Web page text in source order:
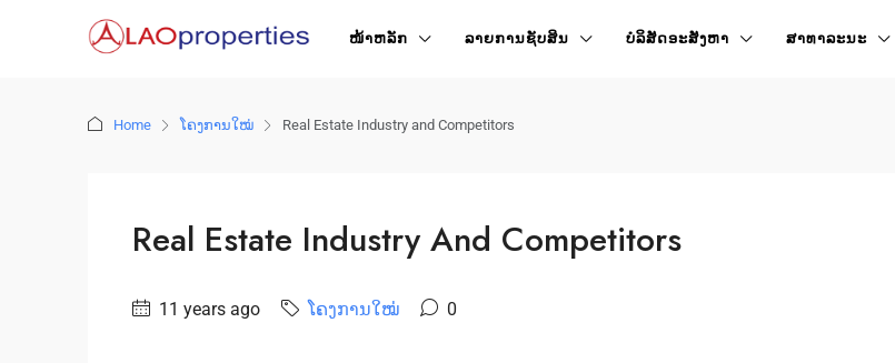
ໜ້າ​ຫລັກ ລາຍການຊັບສິນ ບໍລິສັດອະສັງຫາ ສາທາລະນະ
Home ໂຄງການໃໝ່ Real Estate Industry and Competitors
Real Estate Industry And Competitors
11 years ago ໂຄງການໃໝ່ 0